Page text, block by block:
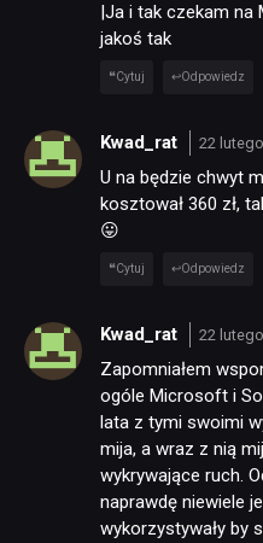
|Ja i tak czekam
jakoś tak
Cytuj Odpowiedz
Kwad_rat 22
U na będzie chwyt
kosztował 360 zł,
😛
Cytuj Odpowiedz
Kwad_rat 22
Zapomniałem
ogóle Microsoft i
lata z tymi swoimi
mija, a wraz z nią
wykrywające ruch.
naprawdę niewiele
wykorzystywały by